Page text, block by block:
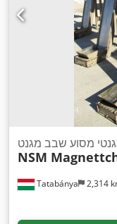
Tatabánya 2,314
מסוע שבב מגנט
NSM